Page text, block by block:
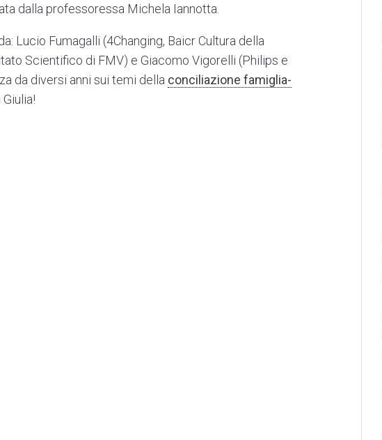
dalla professoressa Michela Iannotta.
Lucio Fumagalli (4Changing, Baicr Cultura della
Scientifico di FMV) e Giacomo Vigorelli (Philips e
da diversi anni sui temi della conciliazione famiglia-
Giulia!